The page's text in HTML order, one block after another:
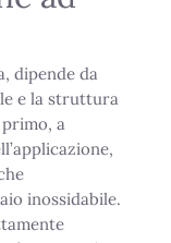
dipende da
e la struttura
a
inossidabile.